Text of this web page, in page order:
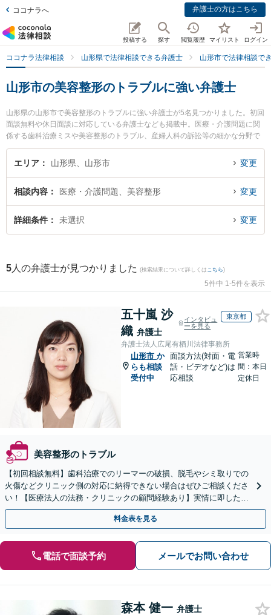
ココナラへ 弁護士の方はこちら
投稿する 探す 閲覧履歴 マイリスト ログイン
ココナラ法律相談 山形県で法律相談できる弁護士 山形市で法律相談で
山形市の美容整形のトラブルに強い弁護士
山形県の山形市で美容整形のトラブルに強い弁護士が5名見つかりました。初回
面談無料や休日面談に対応している弁護士なども掲載中。医療・介護問題に関
係する歯科治療ミスや美容整形のトラブル、産婦人科の訴訟等の細かな分野で
の絞り込み検索もでき便利です。特に菊川明法律事務所の森本 健一弁護士や樹
氷の森法律事務所の細江 大樹弁護士、及川法律事務所の及川 善大弁護士のプロ
い』『美容整形のトラブルのトラブル解決の実績豊富な近くの弁護士を検索し
たい』『初回相談無料で美容整形のトラブルを法律相談できる山形市内の弁護
士に相談予約したい』などでお困りの相談者さんにおすすめです。
エリア 山形県、山形市 変更
相談内容 医療・介護問題、美容整形 変更
詳細条件 未選択 変更
5 人の弁護士が見つかりました (検索結果について詳しくは こちら)
5件中 1-5件を表示
五十嵐 沙
織 弁護士
インタビュ
ーを見る
東京都
弁護士法人広尾有栖川法律事務所
山形市 か
らも相談
受付中
面談方法(対面・電
話・ビデオなど)は
応相談
営業時
間：本日
定休日
美容整形のトラブル
【初回相談無料】歯科治療でのリーマーの破損、脱毛やシミ取りでの
火傷などクリニック側の対応に納得できない場合はぜひご相談くださ
い！【医療法人の法務・クリニックの顧問経験あり】実情に即したア
ドバイスで、納得のできるトラブルの解決を目指します。
料金表を見る
電話で面談予約 メールでお問い合わせ
森本 健一 弁護士